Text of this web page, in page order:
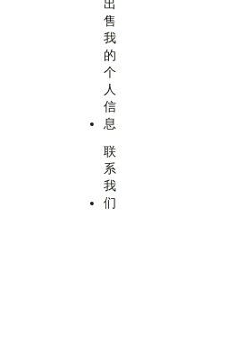
出
售
我
的
个
人
信
息
联
系
我
们